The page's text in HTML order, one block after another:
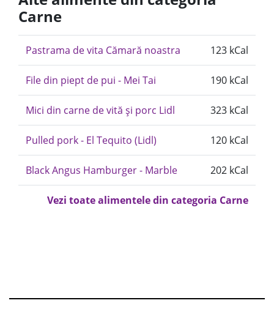
Carne
Pastrama de vita Cămară noastra 123 kCal
File din piept de pui - Mei Tai 190 kCal
Mici din carne de vită și porc Lidl 323 kCal
Pulled pork - El Tequito (Lidl) 120 kCal
Black Angus Hamburger - Marble 202 kCal
Vezi toate alimentele din categoria Carne